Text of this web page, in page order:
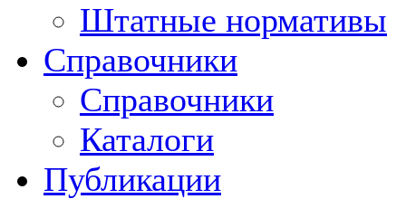
Штатные нормативы
Справочники
Справочники
Каталоги
Публикации